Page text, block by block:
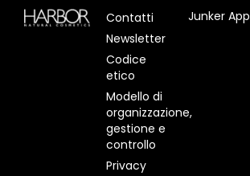
Contatti
Newsletter
Codice
etico
Modello di
organizzazione,
gestione e
controllo
Privacy
Junker App